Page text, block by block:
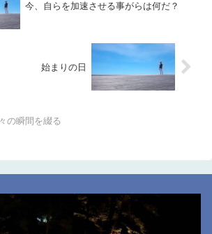
今、自らを加速させる事がらは何だ？
始まりの日
の瞬間を綴る